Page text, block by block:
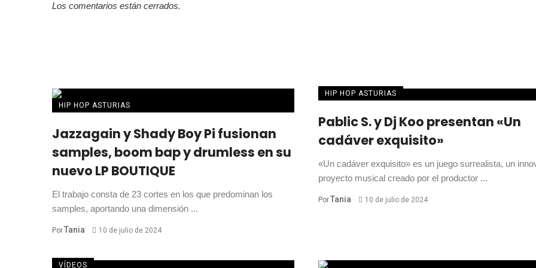
Los comentarios están cerrados.
HIP HOP ASTURIAS
Jazzagain y Shady Boy Pi fusionan
samples, boom bap y drumless en su
nuevo LP BOUTIQUE
El trabajo consta de 23 cortes en los que predominan los
samples, aportando una dimensión ...
PorTania 10 de julio de 2024
HIP HOP ASTURIAS
Pablic S. y Dj Koo presentan «Un
cadáver exquisito»
«Un cadáver exquisito» es un juego surrealista, un
proyecto musical creado por el productor ...
PorTania 10 de julio de 2024
VÍDEOS